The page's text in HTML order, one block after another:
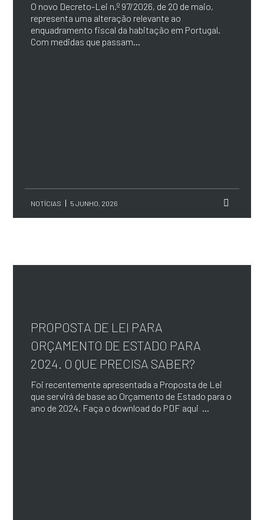
O novo Decreto-Lei n.º 97/2026, de 20 de maio,
representa uma alteração relevante ao
enquadramento fiscal da habitação em Portugal.
Com medidas que passam...
NOTÍCIAS 5 JUNHO, 2026
PROPOSTA DE LEI PARA
ORÇAMENTO DE ESTADO PARA
2024. O QUE PRECISA SABER?
Foi recentemente apresentada a Proposta de Lei
que servirá de base ao Orçamento de Estado para o
ano de 2024. Faça o download do PDF aqui ...